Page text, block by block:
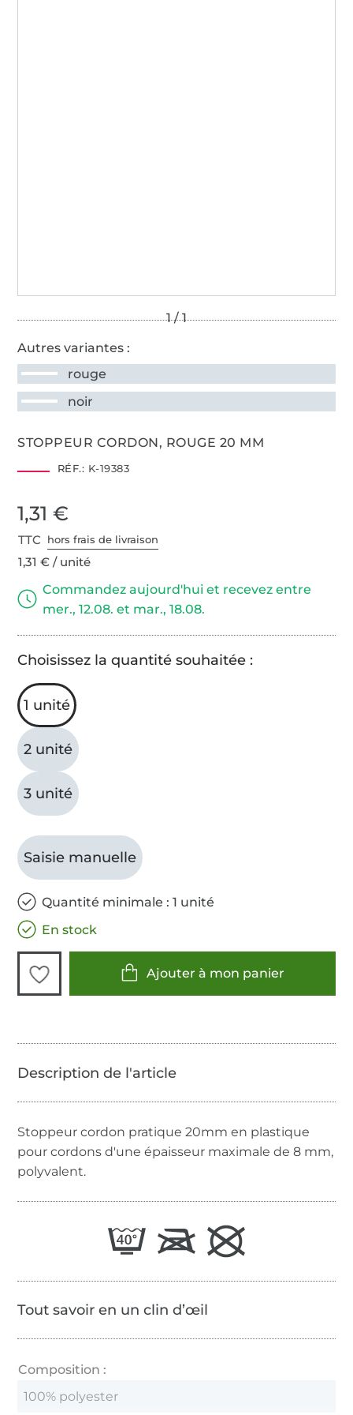
Autres variantes :
rouge
noir
STOPPEUR CORDON, ROUGE 20 MM
RÉF.: K-19383
1,31 €
TTC hors frais de livraison
1,31 € / unité
Commandez aujourd'hui et recevez entre
mer., 12.08. et mar., 18.08.
Choisissez la quantité souhaitée :
1 unité
2 unité
3 unité
Saisie manuelle
Quantité minimale : 1 unité
En stock
Ajouter à mon panier
Stoppeur cordon pratique 20mm en plastique
pour cordons d'une épaisseur maximale de 8 mm,
polyvalent.
Tout savoir en un clin d’œil
Composition :
100% polyester